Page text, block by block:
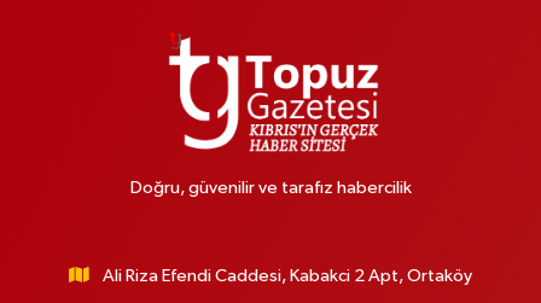
Doğru, güvenilir ve tarafız habercilik
Ali Riza Efendi Caddesi, Kabakci 2 Apt, Ortaköy